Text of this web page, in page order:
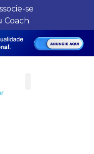
se
Coach